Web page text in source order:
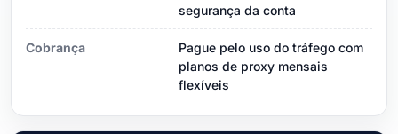
segurança da conta
Cobrança
Pague pelo uso do tráfego com
planos de proxy mensais
flexíveis